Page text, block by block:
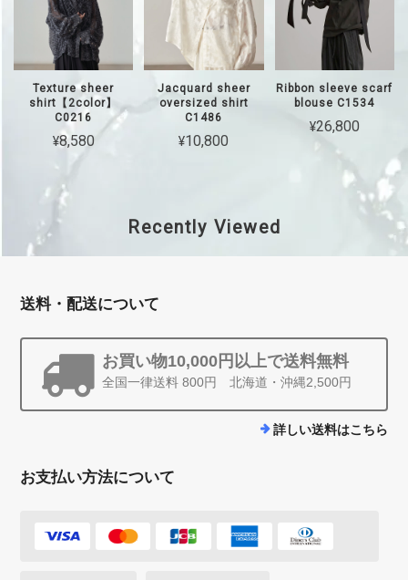
Texture sheer
shirt【2color】
C0216
¥8,580
Jacquard sheer
oversized shirt
C1486
¥10,800
Ribbon sleeve scarf
blouse C1534
¥26,800
Recently Viewed
送料・配送について
お買い物10,000円以上で送料無料
全国一律送料 800円 北海道・沖縄2,500円
詳しい送料はこちら
お支払い方法について